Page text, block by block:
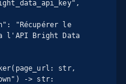
l'API Bright Data
str,
-> str: